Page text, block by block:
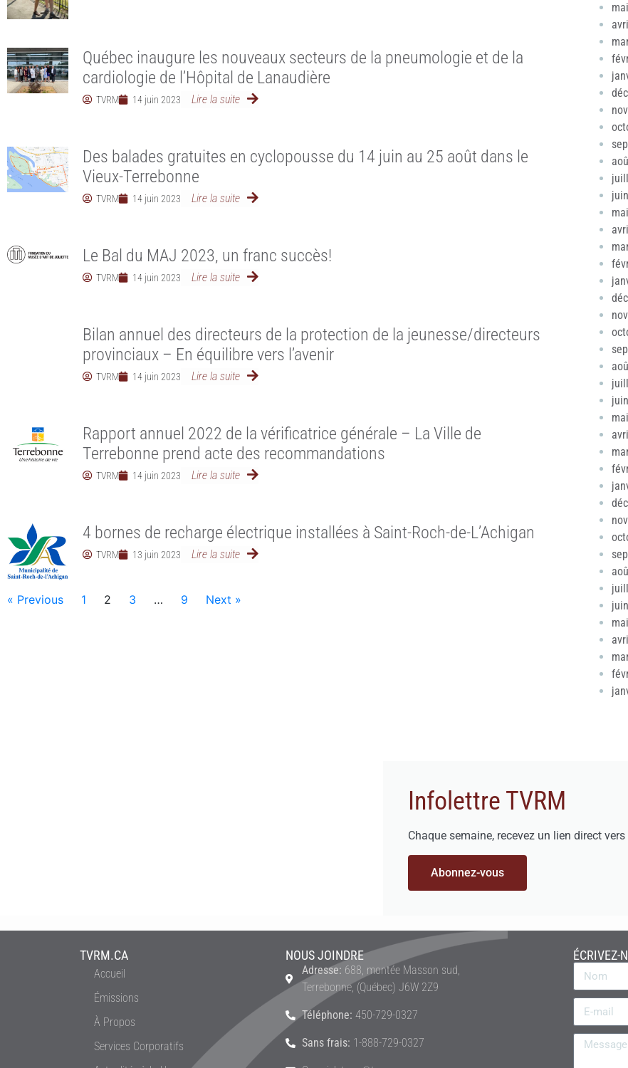
Québec inaugure les nouveaux secteurs de la pneumologie et de la
cardiologie de l’Hôpital de Lanaudière
TVRM 14 juin 2023 Lire la suite
Des balades gratuites en cyclopousse du 14 juin au 25 août dans le
Vieux-Terrebonne
TVRM 14 juin 2023 Lire la suite
Le Bal du MAJ 2023, un franc succès!
TVRM 14 juin 2023 Lire la suite
Bilan annuel des directeurs de la protection de la jeunesse/directeurs
provinciaux – En équilibre vers l’avenir
TVRM 14 juin 2023 Lire la suite
Rapport annuel 2022 de la vérificatrice générale – La Ville de
Terrebonne prend acte des recommandations
TVRM 14 juin 2023 Lire la suite
4 bornes de recharge électrique installées à Saint-Roch-de-L’Achigan
TVRM 13 juin 2023 Lire la suite
« Previous 1 2 3 … 9 Next »
Infolettre TVRM
Chaque semaine, recevez un lien direct
Abonnez-vous
TVRM.CA
Accueil
Émissions
À Propos
Services Corporatifs
NOUS JOINDRE
Adresse: 688, montée Masson sud,
Terrebonne, (Québec) J6W 2Z9
Téléphone: 450-729-0327
Sans frais: 1-888-729-0327
ÉCRIVEZ-